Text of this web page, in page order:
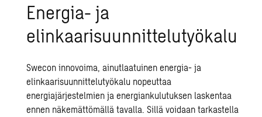
Energia- ja
elinkaarisuunnittelutyökalu
Swecon innovoima, ainutlaatuinenenergia- ja
elinkaarisuunnittelutyökalu nopeuttaa
energiajärjestelmien ja energiankulutuksen laskentaa
ennen näkemättömällä tavalla. Sillä voidaan tarkastella